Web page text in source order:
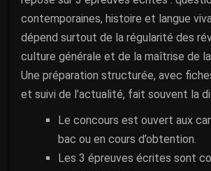
contemporaines, histoire et langue
dépend surtout de la régularité des
culture générale et de la maîtrise de
Une préparation structurée, avec
et suivi de l’actualité, fait souvent la
Le concours est ouvert aux
bac ou en cours d’obtention.
Les 3 épreuves écrites sont